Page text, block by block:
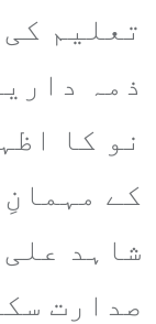
تعلیم
ذمہ
نو کا
کے
شاہد
صدارت